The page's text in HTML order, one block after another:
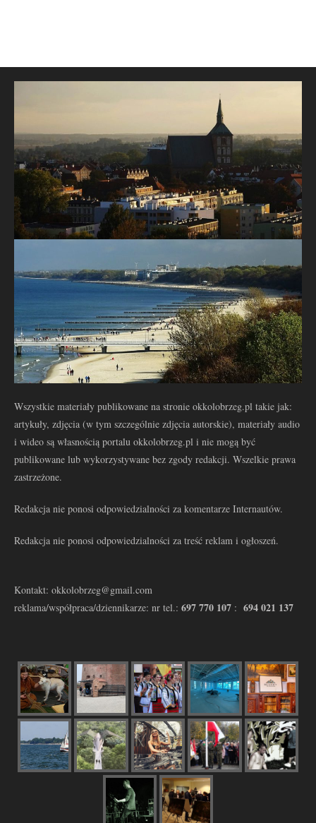
Wszystkie materiały publikowane na stronie okkolobrzeg.pl takie jak:
artykuły, zdjęcia (w tym szczególnie zdjęcia autorskie), materiały audio
i wideo są własnością portalu okkolobrzeg.pl i nie mogą być
publikowane lub wykorzystywane bez zgody redakcji. Wszelkie prawa
zastrzeżone.
Redakcja nie ponosi odpowiedzialności za komentarze Internautów.
Redakcja nie ponosi odpowiedzialności za treść reklam i ogłoszeń.
Kontakt: okkolobrzeg@gmail.com
reklama/współpraca/dziennikarze: nr tel.: 697 770 107 : 694 021 137